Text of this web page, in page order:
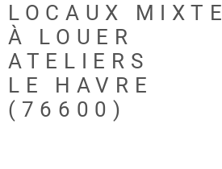
LOCAUX
À LOUER
ATELIERS
LE HAVRE
(76600)